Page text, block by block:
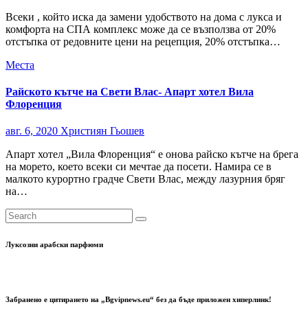
Всеки , който иска да замени удобството на дома с лукса и
комфорта на СПА комплекс може да се възползва от 20%
отстъпка от редовните цени на рецепция, 20% отстъпка…
Места
Райското кътче на Свети Влас- Апарт хотел Вила
Флоренция
авг. 6, 2020 Християн Гьошев
Апарт хотел „Вила Флоренция“ е онова райско кътче на брега
на морето, което всеки си мечтае да посети. Намира се в
малкото курортно градче Свети Влас, между лазурния бряг
на…
Луксозни арабски парфюми
Забранено е цитирането на „Bgvipnews.eu“ без да бъде приложен хиперлинк!